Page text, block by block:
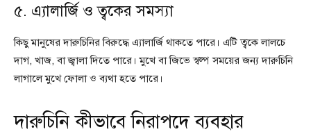
৫. এ্যালার্জি ও ত্বকের সমস্যা
কিছু মানুষের দারুচিনির বিরুদ্ধে এ্যালার্জি থাকতে পারে। এটি ত্বকে লালচে
দাগ, খাজ, বা জ্বালা দিতে পারে। মুখে বা জিভে স্বল্প সময়ের জন্য দারুচিনি
লাগালে মুখে ফোলা ও ব্যথা হতে পারে।
দারুচিনি কীভাবে নিরাপদে ব্যবহার